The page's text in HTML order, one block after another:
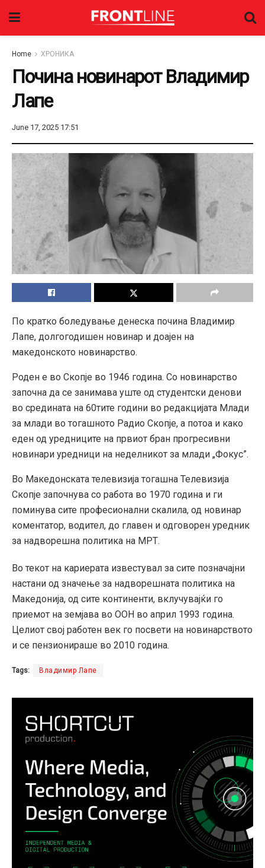
Home ХРОНИКА
Почина новинарот Владимир
Лапе
June 17, 2025 17:51
По кратко боледување денеска почина Владимир
Лапе, долгогодишен новинар и доајен на
македонското новинарство.
Роден е во Скопје во 1946 година. Со новинарство
започна да се занимава уште од студентски денови
во средината на 60тите години во редакцијата Млади
за млади во тогашното Радио Скопје, а потоа и како
еден од уредниците на првиот бран прогресивни
новинари уредници на неделникот за млади „Фокус”.
Во Македонската телевизија тогашна Телевизија
Скопје започнува со работа во 1970 година и ги
поминува сите професионални скалила, од новинар
коментатор, водител, до главен и одговорен уредник
за надворешна политика на МРТ.
Во текот на кариерата известувал за сите позначајни
настани од значење за надворешната политика на
Македонија, од сите континенти, вклучувајќи го
приемот на земјава во ООН во април 1993 година.
Целиот свој работен век го посвети на новинарството
и се пензионираше во 2010 година.
Tags: Владимир Лапе